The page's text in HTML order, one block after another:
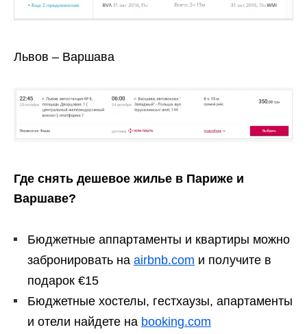
Львов – Варшава
Где снять дешевое жилье в Париже и
Варшаве?
Бюджетные аппартаменты и квартиры можно
забронировать на airbnb.com и получите в
подарок €15
Бюджетные хостелы, гестхаузы, апартаменты
и отели найдете на booking.com